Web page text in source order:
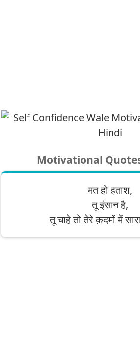
Motivational
मत हो हताश,
तू इंसान है,
तू चाहे तो तेरे क़दमों में